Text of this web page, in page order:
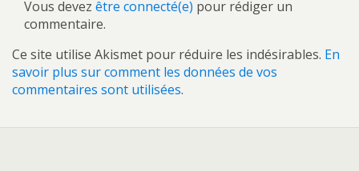
Vous devez être connecté(e) pour rédiger un
commentaire.
Ce site utilise Akismet pour réduire les indésirables. En
savoir plus sur comment les données de vos
commentaires sont utilisées.